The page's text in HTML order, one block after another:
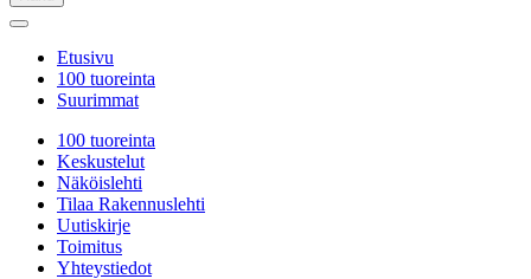
Etusivu
100 tuoreinta
Suurimmat
100 tuoreinta
Keskustelut
Näköislehti
Tilaa Rakennuslehti
Uutiskirje
Toimitus
Yhteystiedot